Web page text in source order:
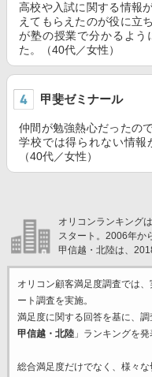
高校や入試に関する情報
えてもらえたのが役に立
が塾の授業で分かるよう
た。（40代／女性）
甲斐ゼミナール
仲間が勉強熱心だったの
学校では得られない情報
（40代／女性）
オリコンランキング
スタート。2006年か
甲信越・北陸は、
オリコン顧客満足度調査では
ート調査を実施。
満足度に関する回答を基に、調
甲信越・北陸」ランキングを発
総合満足度だけでなく、様々な